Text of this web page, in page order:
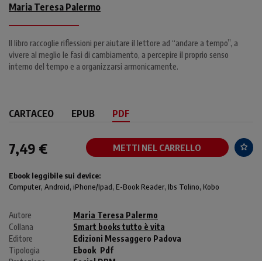
Maria Teresa Palermo
Il libro raccoglie riflessioni per aiutare il lettore ad “andare a tempo”, a
vivere al meglio le fasi di cambiamento, a percepire il proprio senso
interno del tempo e a organizzarsi armonicamente.
CARTACEO EPUB PDF
7,49 € METTI NEL CARRELLO
Ebook leggibile sui device:
Computer, Android, iPhone/Ipad, E-Book Reader, Ibs Tolino, Kobo
Autore
Maria Teresa Palermo
Collana
Smart books tutto è vita
Editore
Edizioni Messaggero Padova
Tipologia
Ebook Pdf